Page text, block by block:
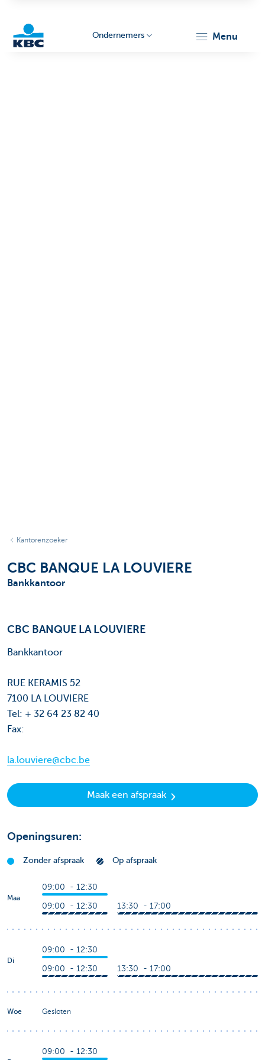
Ondernemers menu
Kantorenzoeker
CBC BANQUE LA LOUVIERE
Bankkantoor
CBC BANQUE LA LOUVIERE
Bankkantoor
RUE KERAMIS 52
7100 LA LOUVIERE
Tel: + 32 64 23 82 40
Fax:
la.louviere@cbc.be
Maak een afspraak
Openingsuren:
Zonder afspraak Op afspraak
Maa
09:00 - 12:30
09:00 - 12:30 13:30 - 17:00
Di
09:00 - 12:30
09:00 - 12:30 13:30 - 17:00
Woe Gesloten
09:00 - 12:30